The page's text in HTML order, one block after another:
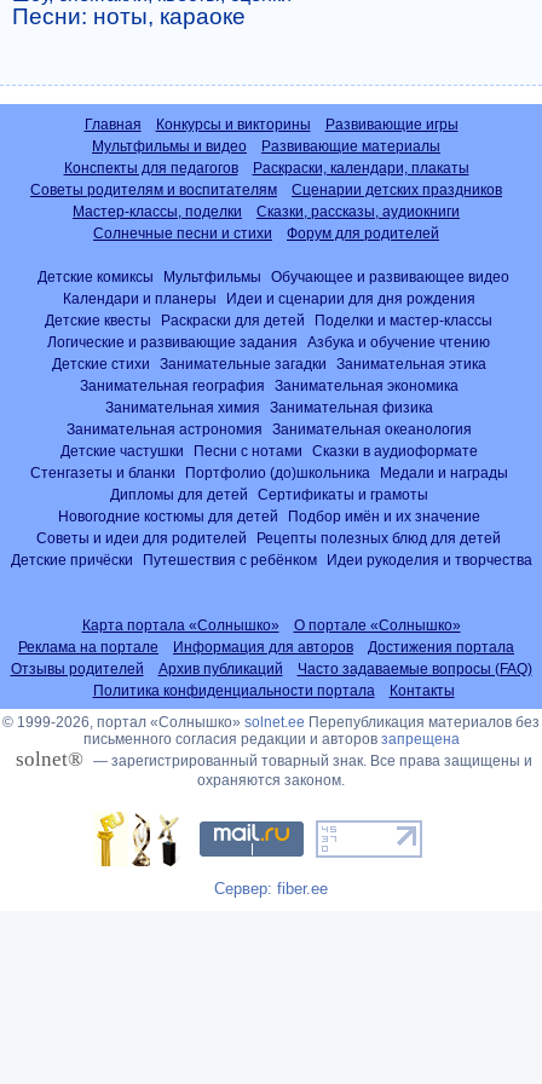
Песни: ноты, караоке
Главная Конкурсы и викторины
Развивающие игры
Мультфильмы и видео
Развивающие материалы
Конспекты для педагогов
Раскраски, календари, плакаты
Советы родителям и воспитателям
Сценарии детских праздников
Мастер-классы, поделки
Сказки, рассказы, аудиокниги
Солнечные песни и стихи
Форум для родителей
Детские комиксы Мультфильмы
Обучающее и развивающее видео
Календари и планеры
Идеи и сценарии для дня рождения
Детские квесты
Раскраски для детей
Поделки и мастер-классы
Логические и развивающие задания
Азбука и обучение чтению
Детские стихи
Занимательные загадки
Занимательная этика
Занимательная география
Занимательная экономика
Занимательная химия
Занимательная физика
Занимательная астрономия
Занимательная океанология
Детские частушки
Песни с нотами
Сказки в аудиоформате
Стенгазеты и бланки
Портфолио (до)школьника
Медали и награды
Дипломы для детей
Сертификаты и грамоты
Новогодние костюмы для детей
Подбор имён и их значение
Советы и идеи для родителей
Рецепты полезных блюд для детей
Детские причёски
Путешествия с ребёнком Идеи рукоделия и творчества
Карта портала «Солнышко»
О портале «Солнышко»
Реклама на портале
Информация для авторов
Достижения портала
Отзывы родителей
Архив публикаций
Часто задаваемые вопросы (FAQ)
Политика конфиденциальности портала
Контакты
© 1999-2026, портал «Солнышко» solnet.ee Перепубликация материалов без
письменного согласия редакции и авторов запрещена
solnet® — зарегистрированный товарный знак. Все права защищены и
охраняются законом.
Сервер: fiber.ee